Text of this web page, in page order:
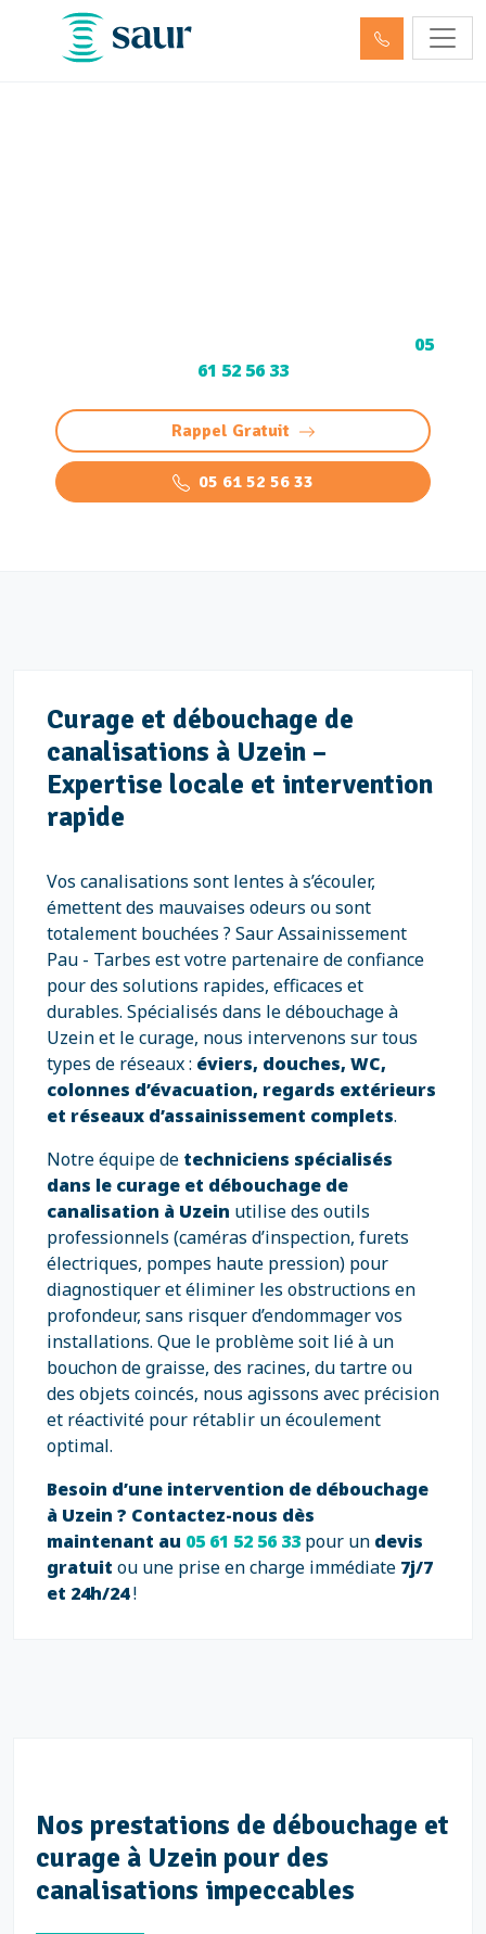
05
61 52 56 33
Rappel Gratuit
05 61 52 56 33
Curage et débouchage de
canalisations à Uzein –
Expertise locale et intervention
rapide
Vos canalisations sont lentes à s’écouler,
émettent des mauvaises odeurs ou sont
totalement bouchées ? Saur Assainissement
Pau - Tarbes est votre partenaire de confiance
pour des solutions rapides, efficaces et
durables. Spécialisés dans le débouchage à
Uzein et le curage, nous intervenons sur tous
types de réseaux : éviers, douches, WC,
colonnes d’évacuation, regards extérieurs
et réseaux d’assainissement complets.
Notre équipe de techniciens spécialisés
dans le curage et débouchage de
canalisation à Uzein utilise des outils
professionnels (caméras d’inspection, furets
électriques, pompes haute pression) pour
diagnostiquer et éliminer les obstructions en
profondeur, sans risquer d’endommager vos
installations. Que le problème soit lié à un
bouchon de graisse, des racines, du tartre ou
des objets coincés, nous agissons avec précision
et réactivité pour rétablir un écoulement
optimal.
Besoin d’une intervention de débouchage
à Uzein ? Contactez-nous dès
maintenant au 05 61 52 56 33 pour un devis
gratuit ou une prise en charge immédiate 7j/7
et 24h/24!
Nos prestations de débouchage et
curage à Uzein pour des
canalisations impeccables